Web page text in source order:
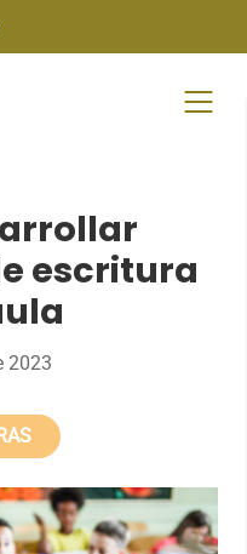
escritura
2023